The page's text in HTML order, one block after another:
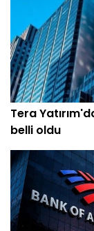
Tera
belli oldu